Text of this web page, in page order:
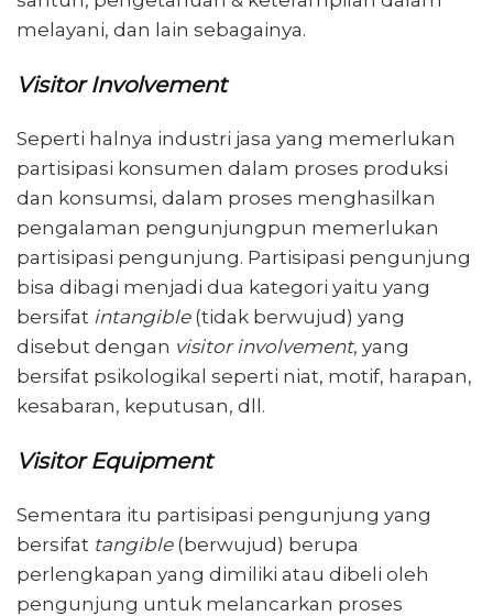
melayani, dan lain sebagainya.
Visitor Involvement
Seperti halnya industri jasa yang memerlukan
partisipasi konsumen dalam proses produksi
dan konsumsi, dalam proses menghasilkan
pengalaman pengunjungpun memerlukan
partisipasi pengunjung. Partisipasi pengunjung
bisa dibagi menjadi dua kategori yaitu yang
bersifat intangible(tidak berwujud) yang
disebut dengan visitor involvement, yang
bersifat psikologikal seperti niat, motif, harapan,
kesabaran, keputusan, dll.
Visitor Equipment
Sementara itu partisipasi pengunjung yang
bersifat tangible(berwujud) berupa
perlengkapan yang dimiliki atau dibeli oleh
pengunjung untuk melancarkan proses